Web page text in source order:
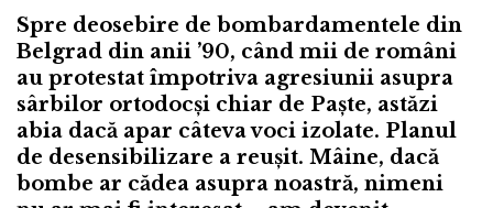
Spre deosebire de bombardamentele din
Belgrad din anii ’90, când mii de români
au protestat împotriva agresiunii asupra
sârbilor ortodocși chiar de Paște, astăzi
abia dacă apar câteva voci izolate. Planul
de desensibilizare a reușit. Mâine, dacă
bombe ar cădea asupra noastră, nimeni